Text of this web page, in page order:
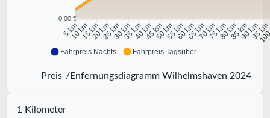
0,00 €
5 km
10 km15 km20 km25 km30 km35 km40 km45 km50 km55 km60 km65 km70 km75 km80 km85 km90 km95 km
Fahrpreis Nachts Fahrpreis Tagsüber
Preis-/Enfernungsdiagramm Wilhelmshaven 2024
1 Kilometer